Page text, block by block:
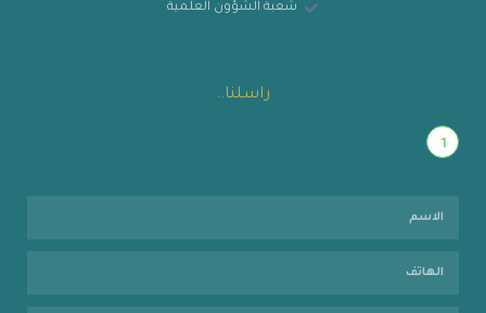
شعبة الشؤون العلمية
راسلنا..
1